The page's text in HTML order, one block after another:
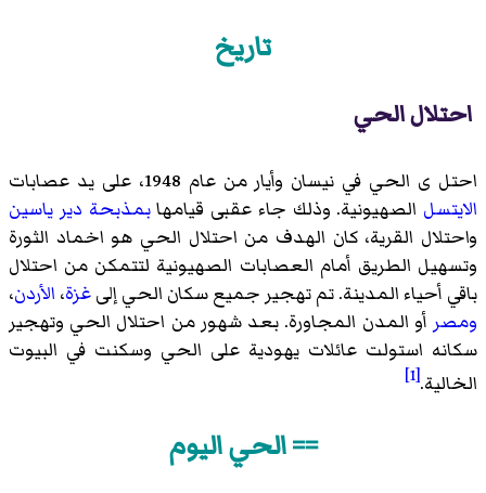
تاريخ
احتلال الحي
احتل ى الحي في نيسان وأيار من عام 1948، على يد عصابات
الايتسل الصهيونية. وذلك جاء عقبى قيامهابمذبحة دير ياسين
واحتلال القرية، كان الهدف من احتلال الحي هو اخماد الثورة
وتسهيل الطريق أمام العصابات الصهيونية لتتمكن من احتلال
باقي أحياء المدينة. تم تهجير جميع سكان الحي إلىغزة، الأردن،
ومصر أو المدن المجاورة. بعد شهور من احتلال الحي وتهجير
سكانه استولت عائلات يهودية على الحي وسكنت في البيوت
الخالية.[1]
== الحي اليوم